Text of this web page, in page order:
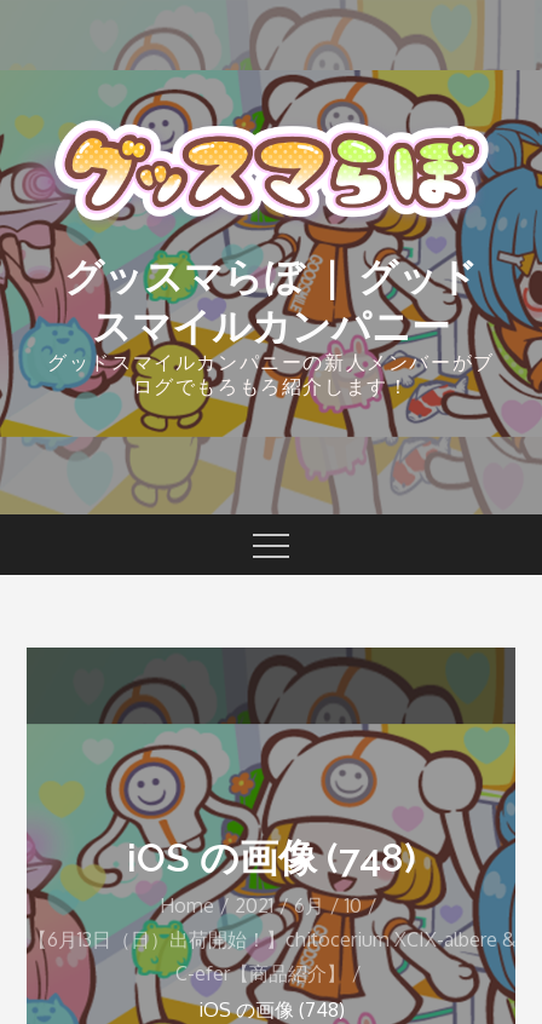
グッスマらぼ ｜ グッド
スマイルカンパニー
グッドスマイルカンパニーの新人メンバーがブ
ログでもろもろ紹介します！
iOS の画像 (748)
Home 2021 6月
10
【6月13日（日）出荷開始！】chitocerium XCIX-albere &
C-efer【商品紹介】
iOS の画像 (748)